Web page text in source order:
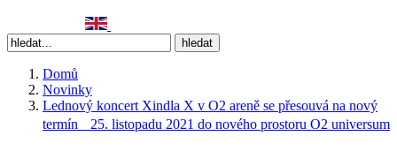
Domů
Novinky
Lednový koncert Xindla X v O2 areně se přesouvá na nový
termín 25. listopadu 2021 do nového prostoru O2 universum